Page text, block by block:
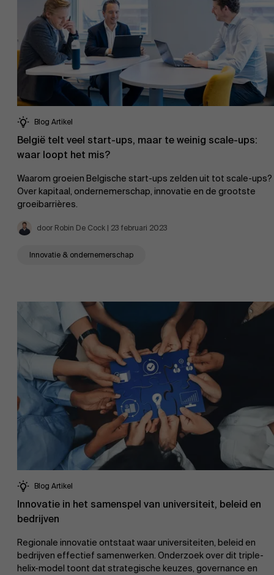
Onderzoek
Over Antwerp Management School
Partners
Evenementen
Nieuws
Blog Artikel
België telt veel start-ups, maar te weinig scale-ups:
waar loopt het mis?
Waarom groeien Belgische start-ups zelden uit tot scale-ups?
Over kapitaal, ondernemerschap, innovatie en de grootste
groeibarrières.
door Robin De Cock | 23 februari 2023
Innovatie & ondernemerschap
Blog Artikel
Innovatie in het samenspel van universiteit, beleid en
bedrijven
Regionale innovatie ontstaat waar universiteiten, beleid en
bedrijven effectief samenwerken. Onderzoek over dit triple-
helix-model toont dat strategische keuzes, governance en